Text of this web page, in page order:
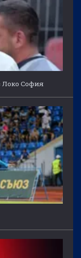
Локо София